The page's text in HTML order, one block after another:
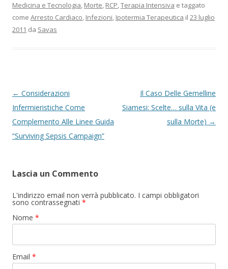
Medicina e Tecnologia, Morte, RCP,Terapia Intensiva e taggato
come Arresto Cardiaco, Infezioni, Ipotermia Terapeutica il 23 luglio
2011 da Savas
Navigazione articolo
← Considerazioni
Infermieristiche Come
Complemento Alle Linee Guida
“Surviving Sepsis Campaign”
Il Caso Delle Gemelline
Siamesi: Scelte… sulla Vita (e
sulla Morte) →
Lascia un Commento
L'indirizzo email non verrà pubblicato. I campi obbligatori
sono contrassegnati *
Nome *
Email *